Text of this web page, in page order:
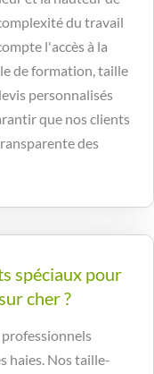
du travail
l'accès à la
de formation, taille
personnalisés
que nos clients
des
spéciaux pour
cher ?
haies. Nos taille-